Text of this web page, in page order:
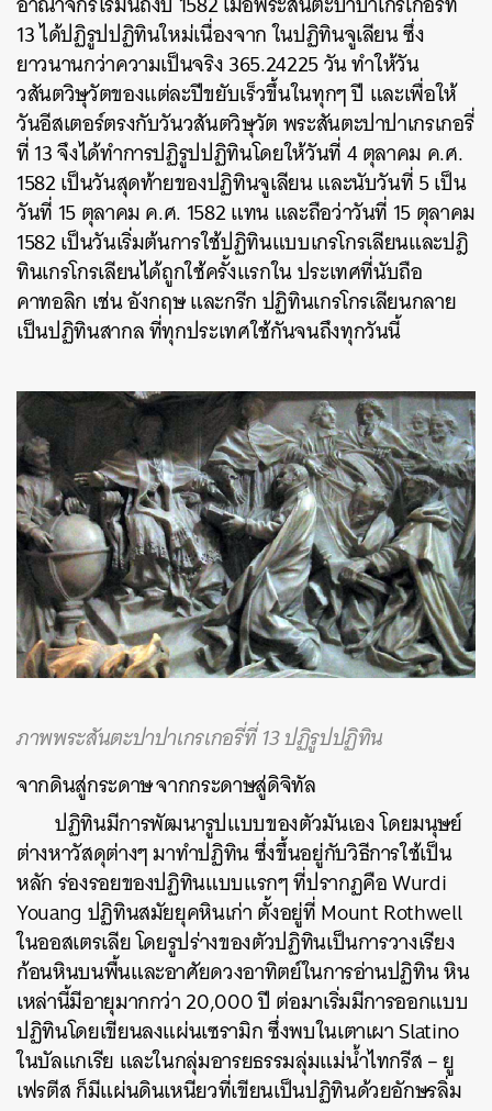
13ได้ปฏิรูปปฏิทินใหม่เนื่องจากในปฏิทินจูเลียนซึ่ง
ยาวนานกว่าความเป็นจริง365.24225วันทำให้วัน
วสันตวิษุวัตของแต่ละปีขยับเร็วขึ้นในทุกๆ ปี และเพื่อให้
วันอีสเตอร์ตรงกับวันวสันตวิษุวัตพระสันตะปาปาเกรเกอรี่
ที่13 จึงได้ทำการปฏิรูปปฏิทินโดยให้วันที่4ตุลาคม ค.ศ.
1582เป็นวันสุดท้ายของปฏิทินจูเลียนและนับวันที่5เป็น
วันที่15ตุลาคมค.ศ. 1582แทนและถือว่าวันที่15ตุลาคม
1582เป็นวันเริ่มต้นการใช้ปฏิทินแบบเกรโกรเลียนและปฎิ
ทินเกรโกรเลียนได้ถูกใช้ครั้งแรกในประเทศที่นับถือ
คาทอลิก เช่นอังกฤษและกรีกปฏิทินเกรโกรเลียนกลาย
เป็นปฏิทินสากลที่ทุกประเทศใช้กันจนถึงทุกวันนี้
ภาพพระสันตะปาปาเกรเกอรี่ที่13ปฏิรูปปฏิทิน
จากดินสู่กระดาษจากกระดาษสู่ดิจิทัล
ปฏิทินมีการพัฒนารูปแบบของตัวมันเองโดยมนุษย์
ต่างหาวัสดุต่างๆ มาทำปฏิทินซึ่งขึ้นอยู่กับวิธีการใช้เป็น
หลักร่องรอยของปฏิทินแบบแรกๆที่ปรากฏคือWurdi
Youang ปฏิทินสมัยยุคหินเก่าตั้งอยู่ที่Mount Rothwell
ในออสเตรเลียโดยรูปร่างของตัวปฏิทินเป็นการวางเรียง
ก้อนหินบนพื้นและอาศัยดวงอาทิตย์ในการอ่านปฏิทินหิน
เหล่านี้มีอายุมากกว่า20,000ปี ต่อมาเริ่มมีการออกแบบ
ปฏิทินโดยเขียนลงแผ่นเซรามิกซึ่งพบในเตาเผาSlatino
ในบัลแกเรีย และในกลุ่มอารยธรรมลุ่มแม่น้ำไทกรีส–ยู
เฟรตีสก็มีแผ่นดินเหนียวที่เขียนเป็นปฏิทินด้วยอักษรลิ่ม